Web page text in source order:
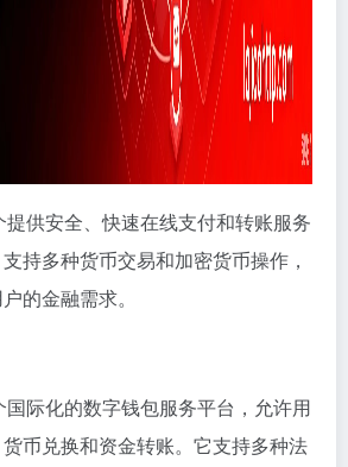
供安全、快速在线支付和转账服务
持多种货币交易和加密货币操作，
的金融需求。
际化的数字钱包服务平台，允许用
币兑换和资金转账。它支持多种法